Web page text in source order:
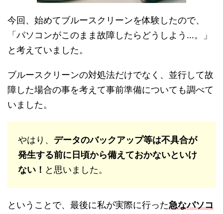
今回、始めてブルースクリーンを体験したので、
「パソコンがこのまま故障したらどうしよう…。」
と考えていました。
ブルースクリーンの対処法だけでなく、並行して故
障した場合の事を考えて事前準備についても調べて
いました。
やはり、 データのバックアップ等は不具合が
発生する前に日頃から備えておかないといけ
ない！ と思いました。
ということで、最後に私が実際に行った急なパソコ